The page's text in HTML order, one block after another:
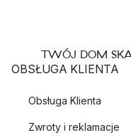
TWÓJ DOM
OBSŁUGA KLIENTA
Obsługa Klienta
Zwroty i reklamacje